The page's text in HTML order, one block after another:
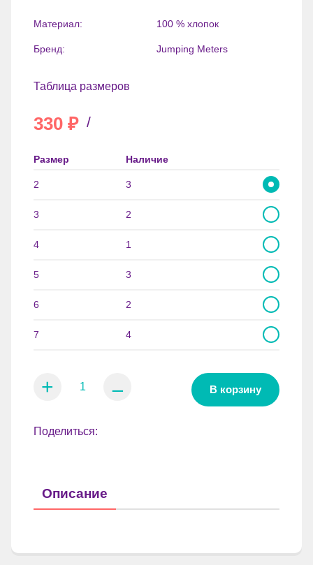
Материал: 100 % хлопок
Бренд: Jumping Meters
Таблица размеров
330 ₽ /
Размер Наличие
2 3
3 2
4 1
5 3
6 2
7 4
+ ⚊ В корзину
Поделиться:
Описание